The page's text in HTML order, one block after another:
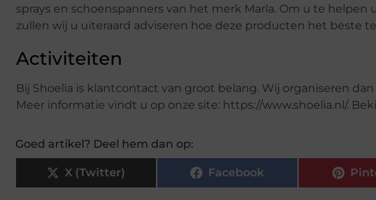
sprays en schoenspanners van het merk Marla. Om u te
zullen wij u uiteraard adviseren hoe deze producten het beste
Activiteiten
Bij Shoelia is klantcontact van groot belang. Wij organiseren
Meer informatie vindt u op onze site: https://www.shoelia.nl/.
Goed artikel? Deel hem dan op:
X (Twitter) Facebook